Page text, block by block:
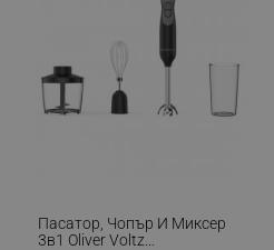
Пасатор, Чопър И Миксер
3в1 Oliver Voltz